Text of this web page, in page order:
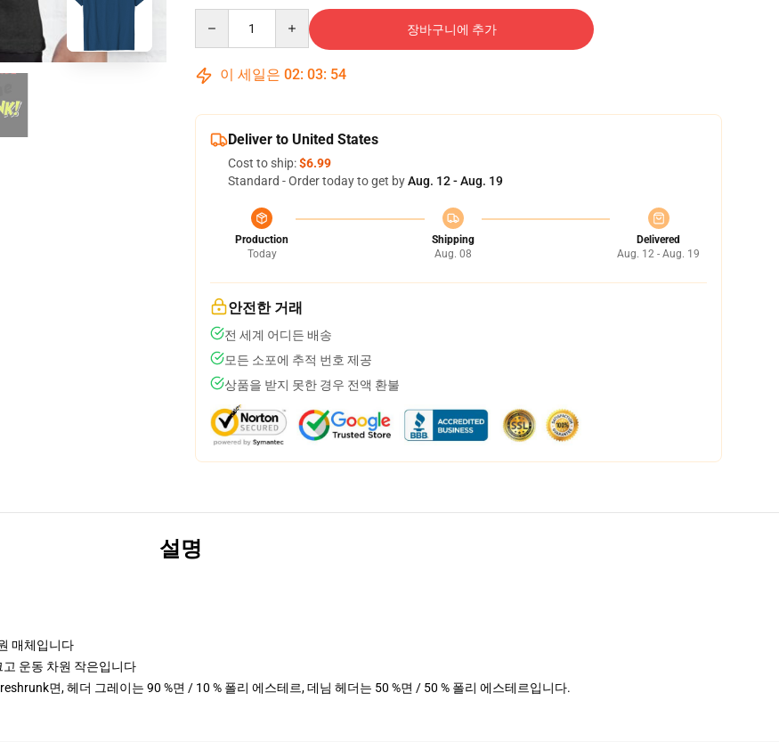
장바구니에 추가
이 세일은 02: 03: 53
Deliver to United States
Cost to ship:$6.99
Standard - Order today to get byAug. 12 - Aug. 19
Production
Today
Shipping
Aug. 08
Delivered
Aug. 12 - Aug. 19
안전한 거래
전 세계 어디든 배송
모든 소포에 추적 번호 제공
상품을 받지 못한 경우 전액 환불
설명
매체입니다
운동 차원 작은입니다
면, 헤더 그레이는 90 %면 / 10 % 폴리 에스테르, 데님 헤더는 50 %면 / 50 % 폴리 에스테르입니다.